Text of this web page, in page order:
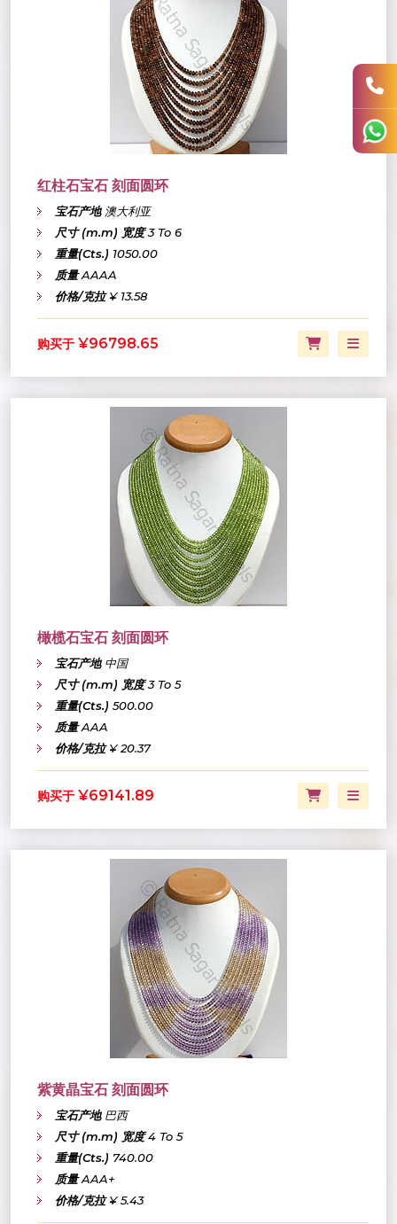
红柱石宝石 刻面圆环
宝石产地澳大利亚
尺寸 (m.m) 宽度3 To 6
重量(Cts.) 1050.00
质量AAAA
价格/克拉¥ 13.58
购买于 ¥96798.65
橄榄石宝石 刻面圆环
宝石产地中国
尺寸 (m.m) 宽度3 To 5
重量(Cts.) 500.00
质量AAA
价格/克拉¥ 20.37
购买于 ¥69141.89
紫黄晶宝石 刻面圆环
宝石产地巴西
尺寸 (m.m) 宽度4 To 5
重量(Cts.) 740.00
质量AAA+
价格/克拉¥ 5.43